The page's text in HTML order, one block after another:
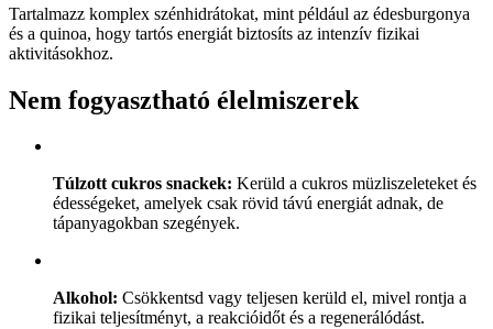
Tartalmazz komplex szénhidrátokat, mint például az édesburgonya
és a quinoa, hogy tartós energiát biztosíts az intenzív fizikai
aktivitásokhoz.
Nem fogyasztható élelmiszerek
Túlzott cukros snackek: Kerüld a cukros müzliszeleteket és
édességeket, amelyek csak rövid távú energiát adnak, de
tápanyagokban szegények.
Alkohol: Csökkentsd vagy teljesen kerüld el, mivel rontja a
fizikai teljesítményt, a reakcióidőt és a regenerálódást.